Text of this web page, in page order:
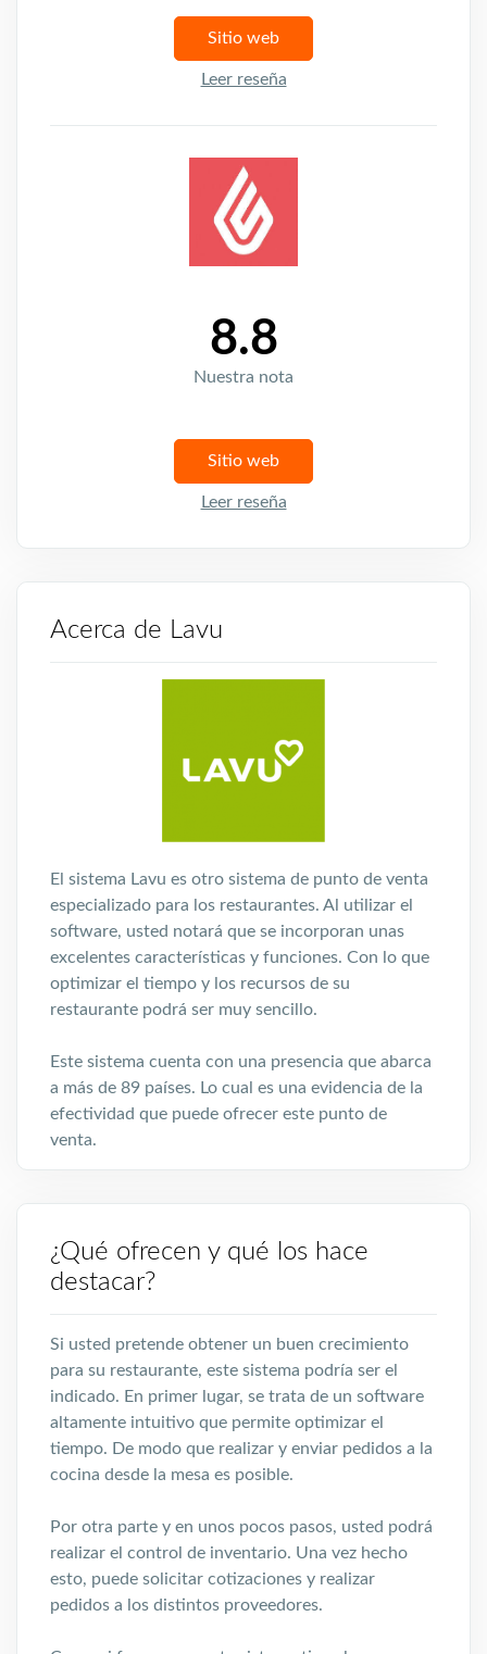
Sitio web
Leer reseña
8.8
Nuestra nota
Sitio web
Leer reseña
Acerca de Lavu
El sistema Lavu es otro sistema de punto de venta
especializado para los restaurantes. Al utilizar el
software, usted notará que se incorporan unas
excelentes características y funciones. Con lo que
optimizar el tiempo y los recursos de su
restaurante podrá ser muy sencillo.
Este sistema cuenta con una presencia que abarca
a más de 89 países. Lo cual es una evidencia de la
efectividad que puede ofrecer este punto de
venta.
¿Qué ofrecen y qué los hace
destacar?
Si usted pretende obtener un buen crecimiento
para su restaurante, este sistema podría ser el
indicado. En primer lugar, se trata de un software
altamente intuitivo que permite optimizar el
tiempo. De modo que realizar y enviar pedidos a la
cocina desde la mesa es posible.
Por otra parte y en unos pocos pasos, usted podrá
realizar el control de inventario. Una vez hecho
esto, puede solicitar cotizaciones y realizar
pedidos a los distintos proveedores.